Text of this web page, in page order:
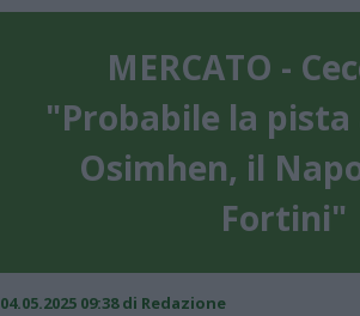
MERCATO -
"Probabile la
Osimhen, il
Fortini"
04.05.2025 09:38 di Redazione